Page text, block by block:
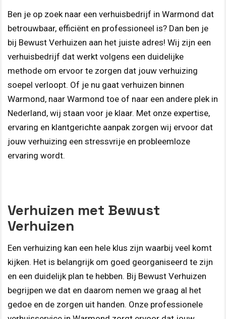
Ben je op zoek naar een verhuisbedrijf in Warmond dat
betrouwbaar, efficiënt en professioneel is? Dan ben je
bij Bewust Verhuizen aan het juiste adres! Wij zijn een
verhuisbedrijf dat werkt volgens een duidelijke
methode om ervoor te zorgen dat jouw verhuizing
soepel verloopt. Of je nu gaat verhuizen binnen
Warmond, naar Warmond toe of naar een andere plek in
Nederland, wij staan voor je klaar. Met onze expertise,
ervaring en klantgerichte aanpak zorgen wij ervoor dat
jouw verhuizing een stressvrije en probleemloze
ervaring wordt.
Verhuizen met Bewust
Verhuizen
Een verhuizing kan een hele klus zijn waarbij veel komt
kijken. Het is belangrijk om goed georganiseerd te zijn
en een duidelijk plan te hebben. Bij Bewust Verhuizen
begrijpen we dat en daarom nemen we graag al het
gedoe en de zorgen uit handen. Onze professionele